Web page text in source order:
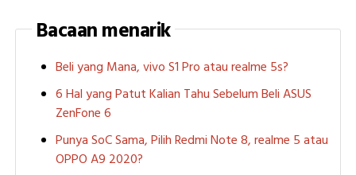
Bacaan menarik
Beli yang Mana, vivo S1 Pro atau realme 5s?
6 Hal yang Patut Kalian Tahu Sebelum Beli ASUS
ZenFone 6
Punya SoC Sama, Pilih Redmi Note 8, realme 5 atau
OPPO A9 2020?